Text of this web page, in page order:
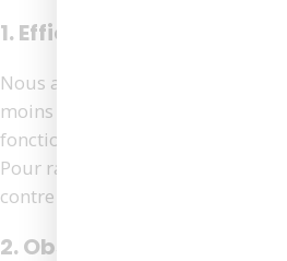
1. Efficacité énergétique
Nous avons établi que les
moins d’énergie et coûtent donc
fonctionner et à entretenir que
Pour rafraîchir, cela représente
contre 7,80€ à 16,80€ par mois.
2. Obstacles